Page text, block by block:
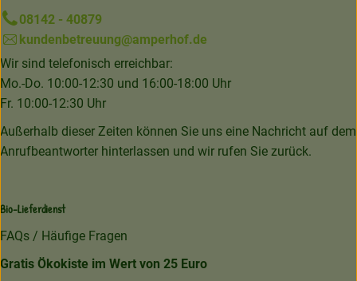
08142 - 40879
kundenbetreuung@amperhof.de
Wir sind telefonisch erreichbar:
Mo.-Do. 10:00-12:30 und 16:00-18:00 Uhr
Fr. 10:00-12:30 Uhr
Außerhalb dieser Zeiten können Sie uns eine Nachricht auf dem
Anrufbeantworter hinterlassen und wir rufen Sie zurück.
Bio-Lieferdienst
FAQs / Häufige Fragen
Gratis Ökokiste im Wert von 25 Euro